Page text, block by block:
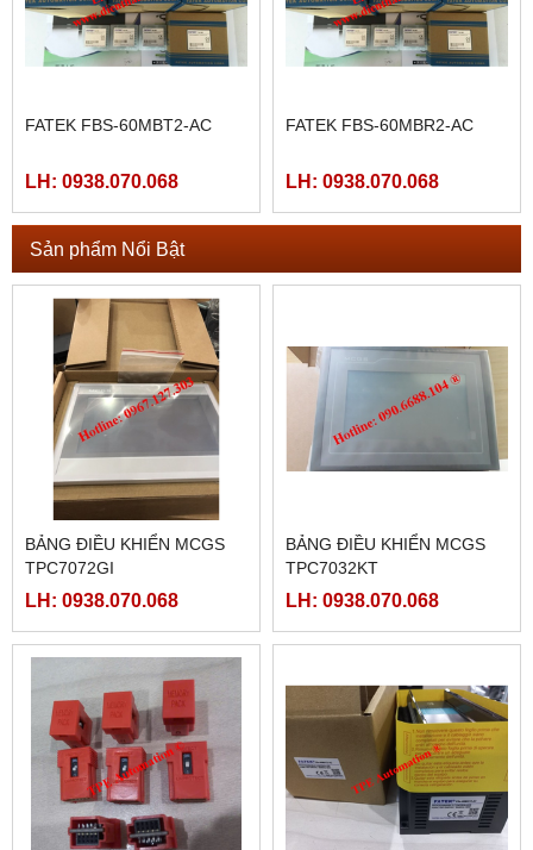
FATEK FBS-60MBT2-AC
LH: 0938.070.068
FATEK FBS-60MBR2-AC
LH: 0938.070.068
Sản phẩm Nổi Bật
BẢNG ĐIỀU KHIỂN MCGS
TPC7072GI
LH: 0938.070.068
BẢNG ĐIỀU KHIỂN MCGS
TPC7032KT
LH: 0938.070.068